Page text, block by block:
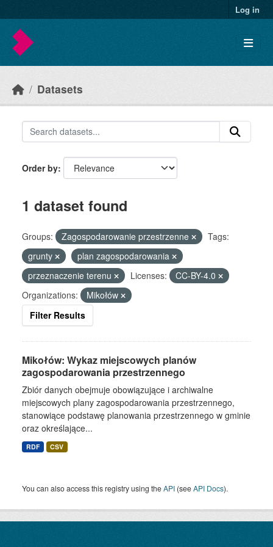
Log in
Datasets
Order by
1 dataset found
Groups: Zagospodarowanie przestrzenne
Tags:
grunty
plan zagospodarowania
przeznaczenie terenu
Licenses:
CC-BY-4.0
Organizations:
Mikołów
Filter Results
Mikołów: Wykaz miejscowych planów
zagospodarowania przestrzennego
Zbiór danych obejmuje obowiązujące i archiwalne
miejscowych plany zagospodarowania przestrzennego,
stanowiące podstawę planowania przestrzennego w gminie
oraz określające...
RDF CSV
You can also access this registry using theAPI (seeAPI Docs).